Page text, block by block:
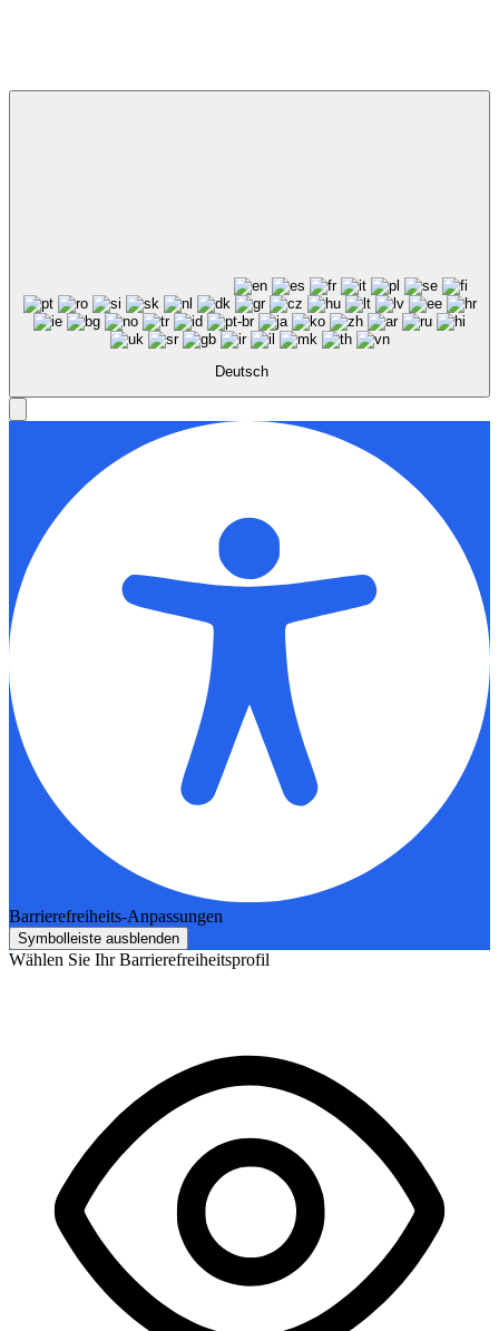
Deutsch
Barrierefreiheits-Anpassungen
Symbolleiste ausblenden
Wählen Sie Ihr Barrierefreiheitsprofil